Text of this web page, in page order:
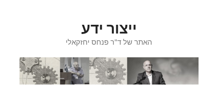
ייצור ידע
האתר של ד"ר פנחס יחזקאלי